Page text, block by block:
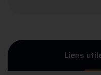
Liens